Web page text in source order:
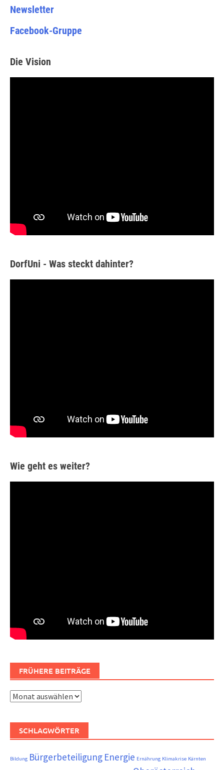
Newsletter
Facebook-Gruppe
Die Vision
DorfUni - Was steckt dahinter?
Wie geht es weiter?
FRÜHERE BEITRÄGE
Frühere
SCHLAGWÖRTER
Bildung Bürgerbeteiligung Energie Ernährung Klimakrise Kärnten